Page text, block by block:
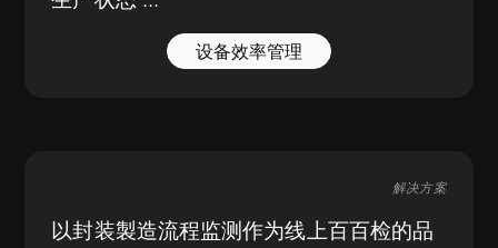
设备效率管理
解决方案
以封装製造流程监测作为线上百百检的品